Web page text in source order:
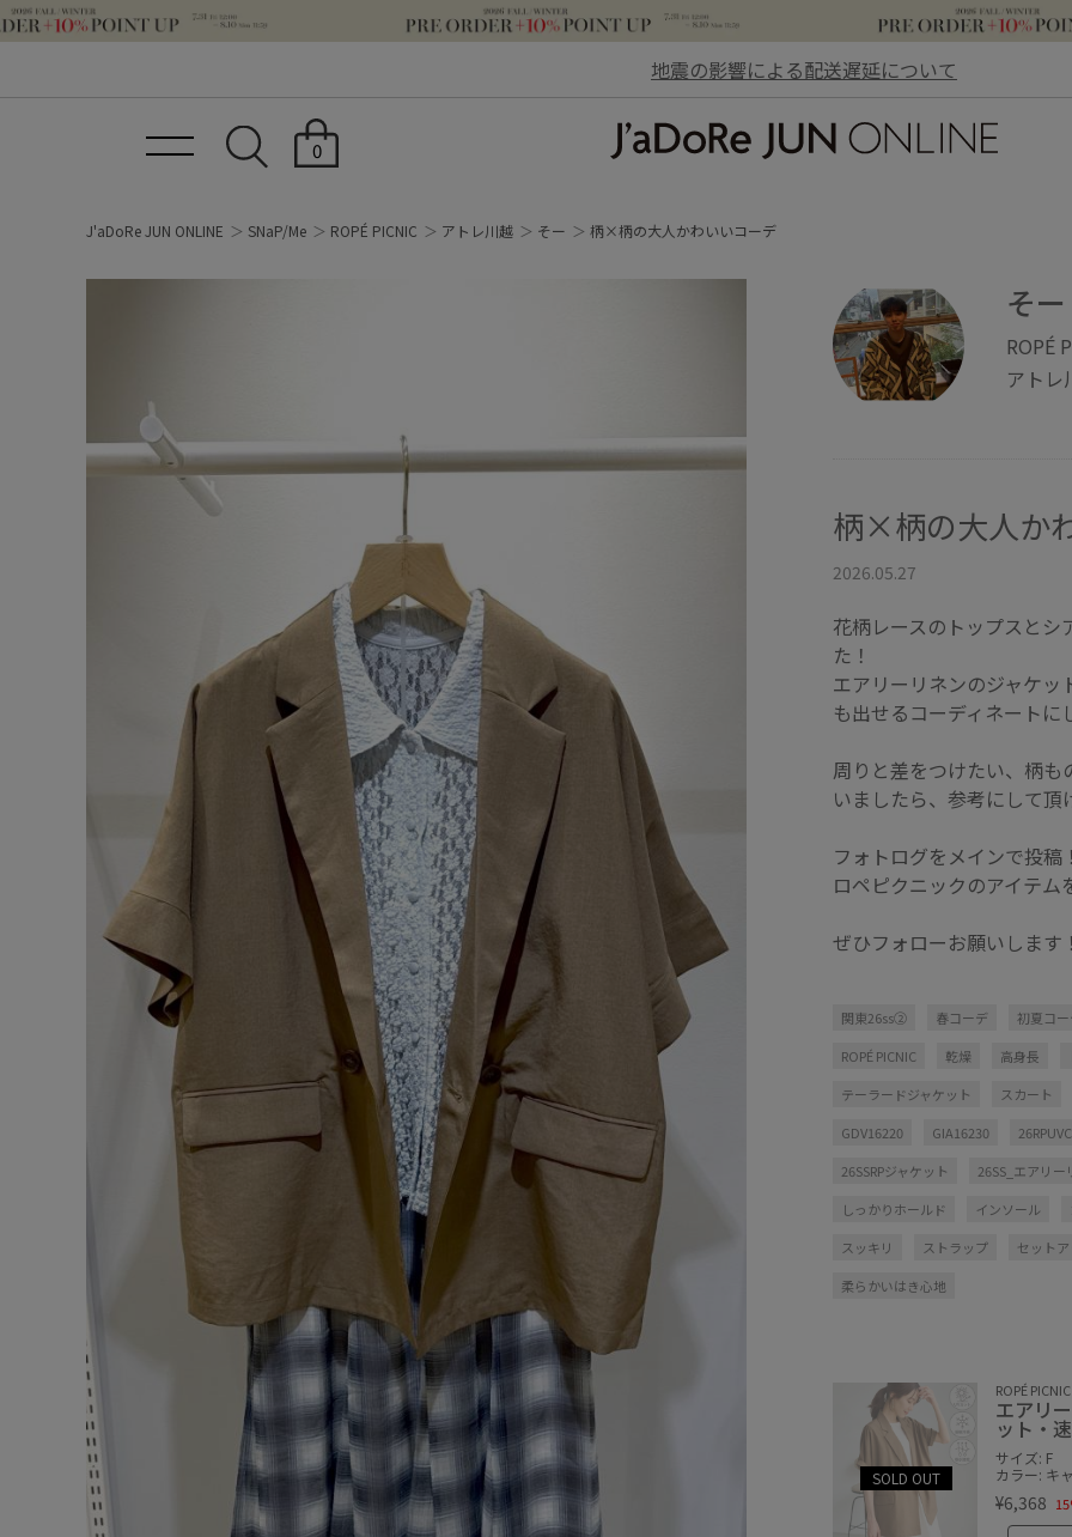
地震の影響による配送遅延について
0
J'aDoRe JUN ONLINE SNaP/Me ROPÉ PICNIC アトレ川越 そー 柄×柄の大人かわいいコーデ
そー
ROPÉ
アトレ
柄×柄の大人か
2026.05.27
花柄レースのトップスとシ
た！
エアリーリネンのジャケ
も出せるコーディネートに
周りと差をつけたい、柄
いましたら、参考にして頂
フォトログをメインで投稿！
ロペピクニックのアイテム
ぜひフォローお願いします！
関東26ss② 春コーデ 初夏コー
ROPÉ PICNIC
乾燥 高身長
テーラードジャケット
スカート
GDV16220
GIA16230
26SSRPジャケット
26SS_エアリー
しっかりホールド
インソール
スッキリ
ストラップ セット
柔らかいはき心地
ROPÉ PICNIC
エアリ
ット・
サイズ: F
カラー: キ
¥6,368